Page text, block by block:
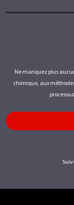
Ne manquez plus
chimique, aux